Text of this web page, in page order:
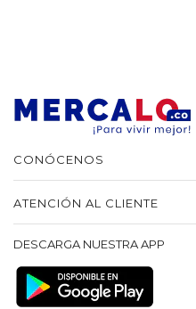
CONÓCENOS
ATENCIÓN AL CLIENTE
DESCARGA NUESTRA APP